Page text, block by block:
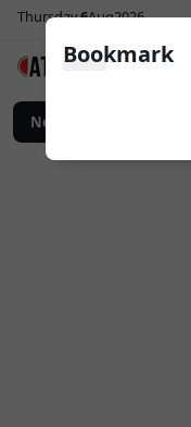
Thursday6Aug2026
News
Bisnis yang Lebih Efektif
Bookmark